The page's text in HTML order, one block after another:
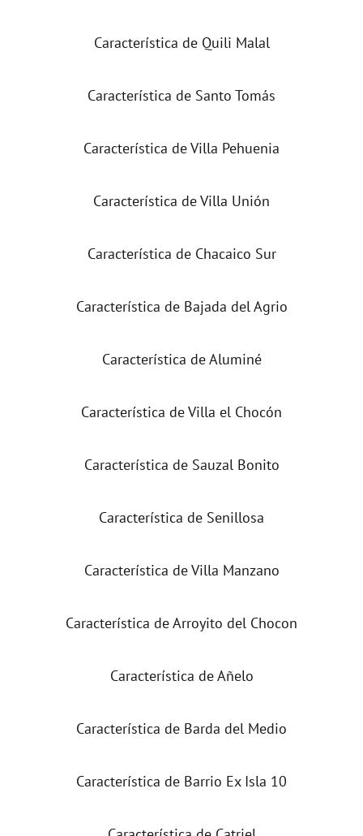
Característica de Quili Malal
Característica de Santo Tomás
Característica de Villa Pehuenia
Característica de Villa Unión
Característica de Chacaico Sur
Característica de Bajada del Agrio
Característica de Aluminé
Característica de Villa el Chocón
Característica de Sauzal Bonito
Característica de Senillosa
Característica de Villa Manzano
Característica de Arroyito del Chocon
Característica de Añelo
Característica de Barda del Medio
Característica de Barrio Ex Isla 10